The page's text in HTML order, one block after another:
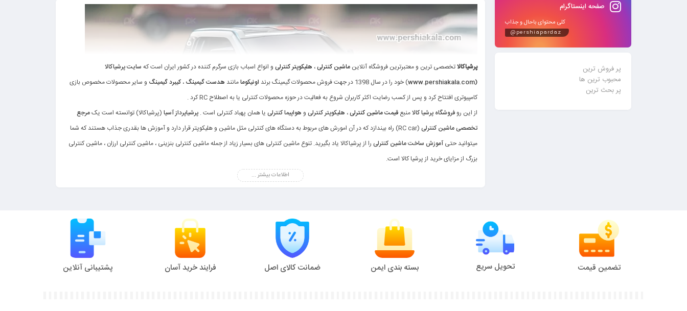
به
سبد
به
سبد
سبد
به
سبد
ماشین‌های کنترلی بنزینی
و اسباب‌بازی‌ها، جایی برای شور و هیجان و عاشقان سرعت وجود دارد. ماشین‌های کنترلی بنزینی، با ظاهری قدرتمند و صدای غرش‌برانگیز
موتورشان، پا به عرصه گذاشته‌اند تا قلب ماجراجویان و عاشقان دنیای اتومبیل را به تسخیر خود درآورند.
پرشیاکالاتخصصی ترین و معتبرترین فروشگاه آنلاینماشین کنترلی، هلیکوپتر کنترلی و انواع اسباب بازی سرگرم کننده در کشور ایران است که سایت پرشیاکالا
(www.pershiakala.com
) خود را در سال 1398 در جهت فروش محصولات گیمینگ برند اونیکومامانند هدست گیمینگ ،کیبرد گیمینگ و سایر محصولات مخصوص بازی
کامپیوتری افتتاح کرد و پس از کسب رضایت اکثر کاربران شروع به فعالیت در حوزه محصولات کنترلی یا به اصطلاح RC کرد .
از این روفروشگاه پرشیا کالامنبعقیمت ماشین کنترلی، هلیکوپتر کنترلی و هواپیما کنترلی یا همان پهباد کنترلی است .پرشیاپرداز آسیا (پرشیاکالا) توانسته است یکمرجع
تخصصی ماشین کنترلی
(RC car) راه بیندازد که در آن امورش های مربوط به دستگاه های کنترلی مثل ماشین و هلیکوپتر قرار دارد و آموزش ها بقدری جذاب هستند که شما
میتوانید حتی آموزش ساخت ماشین کنترلی را از پرشیاکالا یاد بگیرید. تنوع ماشین کنترلی های بسیار زیاد از جمله ماشین کنترلی بنزینی ، ماشین کنترلی ارزان ، ماشین کنترلی
بزرگ از مزایای خرید از پرشیا کالا است.
اطلاعات بیشتر ...
صفحه اینستاگرام
کلی محتوای باحال و جذاب
@pershiapardaz
پر فروش ترین
محبوب ترین ها
پر بحث ترین
تضمین قیمت تحویل سریع بسته بندی ایمن ضمانت کالای اصل فرایند خرید آسان پشتیبانی آنلاین